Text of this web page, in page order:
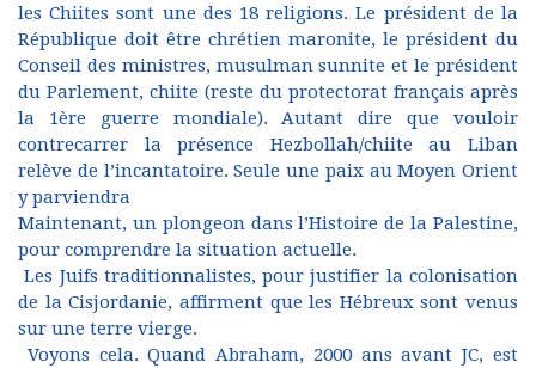
les Chiites sont une des 18 religions. Le président de la
République doit être chrétien maronite, le président du
Conseil des ministres, musulman sunnite et le président
du Parlement, chiite (reste du protectorat français après
la 1ère guerre mondiale). Autant dire que vouloir
contrecarrer la présence Hezbollah/chiite au Liban
relève de l’incantatoire. Seule une paix au Moyen Orient
y parviendra
Maintenant, un plongeon dans l’Histoire de la Palestine,
pour comprendre la situation actuelle.
Les Juifs traditionnalistes, pour justifier la colonisation
de la Cisjordanie, affirment que les Hébreux sont venus
sur une terre vierge.
Voyons cela. Quand Abraham, 2000 ans avant JC, est